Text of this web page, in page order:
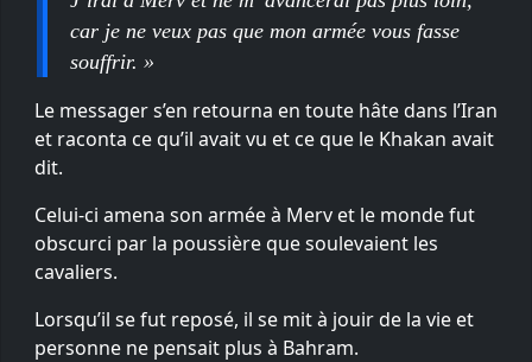
car je ne veux pas que mon armée vous fasse
souffrir. »
Le messager s’en retourna en toute hâte dans l’Iran
et raconta ce qu’il avait vu et ce que le Khakan avait
dit.
Celui-ci amena son armée à Merv et le monde fut
obscurci par la poussière que soulevaient les
cavaliers.
Lorsqu’il se fut reposé, il se mit à jouir de la vie et
personne ne pensait plus à Bahram.